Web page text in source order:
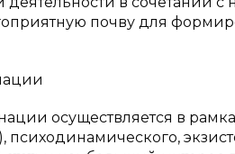
почву для
осуществляется в